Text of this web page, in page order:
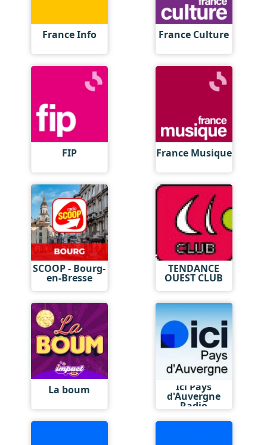
France Info France Culture
FIP France Musique
SCOOP - Bourg-
en-Bresse
TENDANCE
OUEST CLUB
La boum Ici Pays
d'Auvergne
Radio